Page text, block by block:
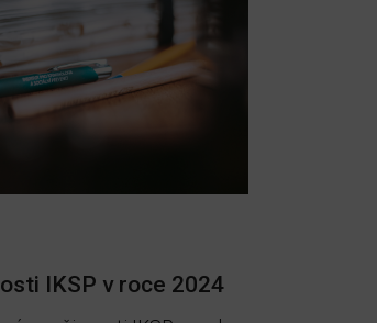
IKSP v roce 2024